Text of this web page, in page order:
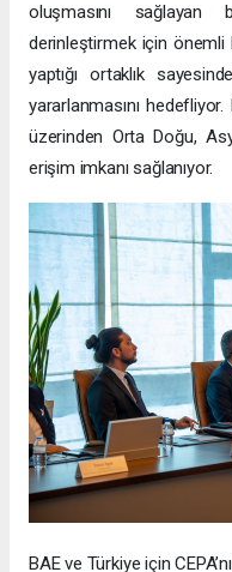
oluşmasını
derinleştirmek için önemli
yaptığı ortaklık
yararlanmasını
üzerinden Orta Doğu,
erişim imkanı sağlanıyor.
BAE ve Türkiye için